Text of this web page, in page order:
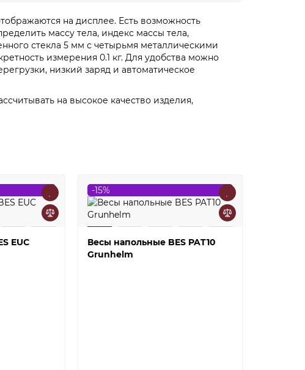
на дисплее. Есть возможность
массу тела, индекс массы тела,
стекла 5 мм с четырьмя металлическими
измерения 0.1 кг. Для удобства можно
низкий заряд и автоматическое
на высокое качество изделия,
EUC
-15%
Весы напольные BES PAT10
Grunhelm